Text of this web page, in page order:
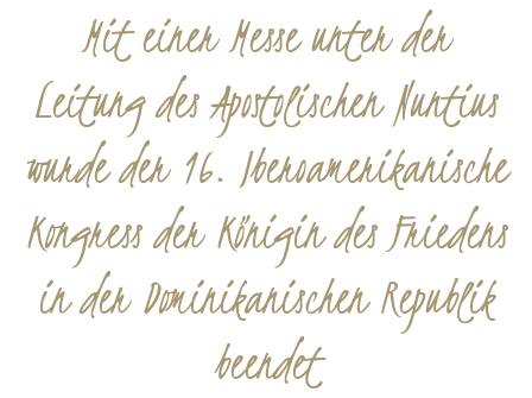
Mit einer Messe unter der
Leitung des Apostolischen Nuntius
wurde der 16. Iberoamerikanische
Kongress der Königin des Friedens
in der Dominikanischen Republik
beendet